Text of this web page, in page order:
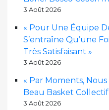
3 Août 2026
« Pour Une Équipe
S’entraîne Qu’une
Très Satisfaisant »
3 Août 2026
« Par Moments,
Beau Basket Collectif
3 Août 2026